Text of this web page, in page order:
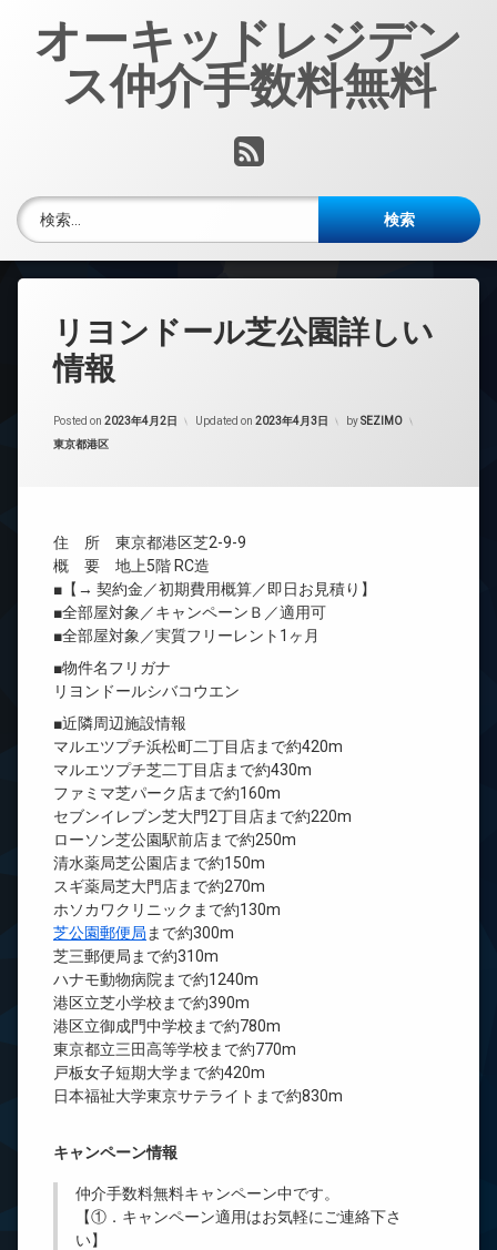
オーキッドレジデン
ス仲介手数料無料
RSS
検索:
リヨンドール芝公園詳しい
情報
Posted on 2023年4月2日 Updated on 2023年4月3日 bySEZIMO
カテゴリー:
東京都港区
住 所 東京都港区芝2-9-9
概 要 地上5階 RC造
■【→ 契約金／初期費用概算／即日お見積り】
■全部屋対象／キャンペーンＢ／適用可
■全部屋対象／実質フリーレント1ヶ月
■物件名フリガナ
リヨンドールシバコウエン
■近隣周辺施設情報
マルエツプチ浜松町二丁目店まで約420m
マルエツプチ芝二丁目店まで約430m
ファミマ芝パーク店まで約160m
セブンイレブン芝大門2丁目店まで約220m
ローソン芝公園駅前店まで約250m
清水薬局芝公園店まで約150m
スギ薬局芝大門店まで約270m
ホソカワクリニックまで約130m
芝公園郵便局 まで約300m
芝三郵便局まで約310m
ハナモ動物病院まで約1240m
港区立芝小学校まで約390m
港区立御成門中学校まで約780m
東京都立三田高等学校まで約770m
戸板女子短期大学まで約420m
日本福祉大学東京サテライトまで約830m
キャンペーン情報
仲介手数料無料キャンペーン中です。
【①．キャンペーン適用はお気軽にご連絡下さ
い】